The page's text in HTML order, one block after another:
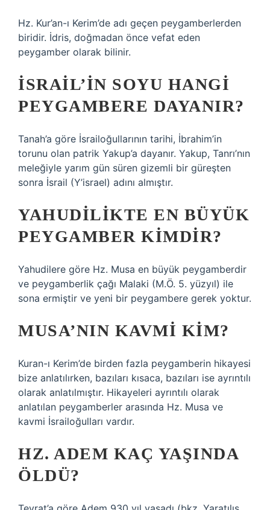
Hz. Kur’an-ı Kerim’de adı geçen peygamberlerden
biridir. İdris, doğmadan önce vefat eden
peygamber olarak bilinir.
İSRAIL’IN SOYU HANGI
PEYGAMBERE DAYANIR?
Tanah’a göre İsrailoğullarının tarihi, İbrahim’in
torunu olan patrik Yakup’a dayanır. Yakup, Tanrı’nın
meleğiyle yarım gün süren gizemli bir güreşten
sonra İsrail (Y’israel) adını almıştır.
YAHUDILIKTE EN BÜYÜK
PEYGAMBER KIMDIR?
Yahudilere göre Hz. Musa en büyük peygamberdir
ve peygamberlik çağı Malaki (M.Ö. 5. yüzyıl) ile
sona ermiştir ve yeni bir peygambere gerek yoktur.
MUSA’NIN KAVMI KIM?
Kuran-ı Kerim’de birden fazla peygamberin hikayesi
bize anlatılırken, bazıları kısaca, bazıları ise ayrıntılı
olarak anlatılmıştır. Hikayeleri ayrıntılı olarak
anlatılan peygamberler arasında Hz. Musa ve
kavmi İsrailoğulları vardır.
HZ. ADEM KAÇ YAŞINDA
ÖLDÜ?